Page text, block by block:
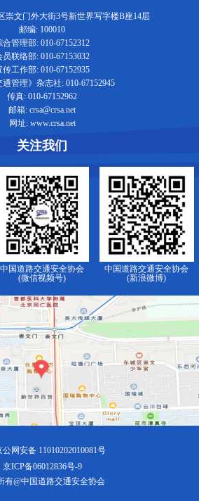
崇文门外大街3号新世界写字楼B座14层
邮编: 100010
合管理部: 010-67152312
员联络部: 010-67153032
传工作部: 010-67152935
通管理》杂志社: 010-67152945
传真: 010-67152962
邮箱: crsa@crsa.net
网址: www.crsa.net
关注我们
中国道路交通安全协会
(微信视频号)
中国道路交通安全协会
(新浪微博)
公网安备 11010202010081号
京ICP备06012836号-9
有@中国道路交通安全协会